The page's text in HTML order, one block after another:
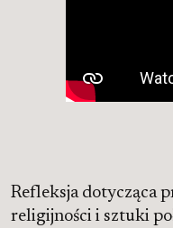
Refleksja dotycząca
religijności i sztuki